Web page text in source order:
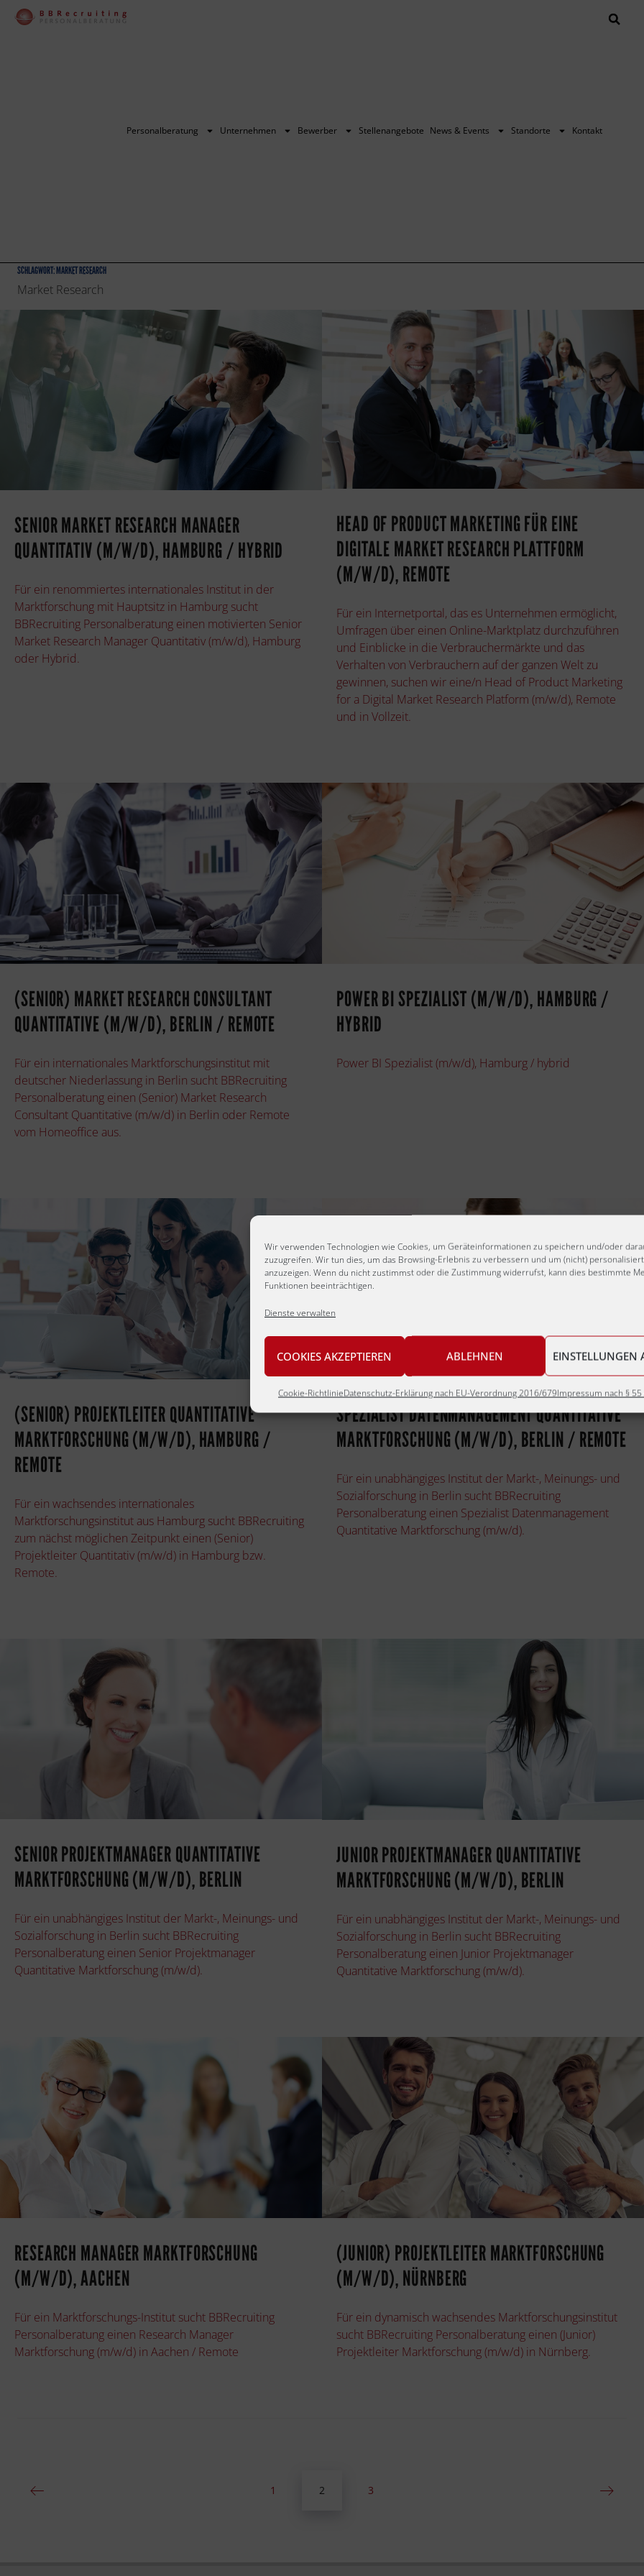
Wir verwenden Technologien wie Cookies, um Geräteinformationen zu speichern und/oder
zuzugreifen. Wir tun dies, um das Browsing-Erlebnis zu verbessern und um (nicht)
anzuzeigen. Wenn du nicht zustimmst oder die Zustimmung widerrufst, kann dies bestimmte
Funktionen beeinträchtigen.
Dienste verwalten
COOKIES AKZEPTIEREN ABLEHNEN EINSTELLUNGEN
Cookie-RichtlinieDatenschutz-Erklärung nach EU-Verordnung 2016/679Impressum nach § 55
Personalberatung Unternehmen Bewerber Stellenangebote News & Events Standorte Kontakt
SCHLAGWORT:MARKET RESEARCH
Market Research
SENIOR MARKET RESEARCH MANAGER
QUANTITATIV (M/W/D), HAMBURG / HYBRID
Für ein renommiertes internationales Institut in der
Marktforschung mit Hauptsitz in Hamburg sucht
BBRecruiting Personalberatung einen motivierten Senior
Market Research Manager Quantitativ (m/w/d), Hamburg
oder Hybrid.
HEAD OF PRODUCT MARKETING FÜR EINE
DIGITALE MARKET RESEARCH PLATTFORM
(M/W/D), REMOTE
Für ein Internetportal, das es Unternehmen ermöglicht,
Umfragen über einen Online-Marktplatz durchzuführen
und Einblicke in die Verbrauchermärkte und das
Verhalten von Verbrauchern auf der ganzen Welt zu
gewinnen, suchen wir eine/n Head of Product Marketing
for a Digital Market Research Platform (m/w/d), Remote
und in Vollzeit.
(SENIOR) MARKET RESEARCH CONSULTANT
QUANTITATIVE (M/W/D), BERLIN / REMOTE
Für ein internationales Marktforschungsinstitut mit
deutscher Niederlassung in Berlin sucht BBRecruiting
Personalberatung einen (Senior) Market Research
Consultant Quantitative (m/w/d) in Berlin oder Remote
vom Homeoffice aus.
POWER BI SPEZIALIST (M/W/D), HAMBURG /
HYBRID
Power BI Spezialist (m/w/d), Hamburg / hybrid
(SENIOR) PROJEKTLEITER QUANTITATIVE
MARKTFORSCHUNG (M/W/D), HAMBURG /
REMOTE
Für ein wachsendes internationales
Marktforschungsinstitut aus Hamburg sucht BBRecruiting
zum nächst möglichen Zeitpunkt einen (Senior)
Projektleiter Quantitativ (m/w/d) in Hamburg bzw.
Remote.
SPEZIALIST DATENMANAGEMENT QUANTITATIVE
MARKTFORSCHUNG (M/W/D), BERLIN / REMOTE
Für ein unabhängiges Institut der Markt-, Meinungs- und
Sozialforschung in Berlin sucht BBRecruiting
Personalberatung einen Spezialist Datenmanagement
Quantitative Marktforschung (m/w/d).
SENIOR PROJEKTMANAGER QUANTITATIVE
MARKTFORSCHUNG (M/W/D), BERLIN
Für ein unabhängiges Institut der Markt-, Meinungs- und
Sozialforschung in Berlin sucht BBRecruiting
Personalberatung einen Senior Projektmanager
Quantitative Marktforschung (m/w/d).
JUNIOR PROJEKTMANAGER QUANTITATIVE
MARKTFORSCHUNG (M/W/D), BERLIN
Für ein unabhängiges Institut der Markt-, Meinungs- und
Sozialforschung in Berlin sucht BBRecruiting
Personalberatung einen Junior Projektmanager
Quantitative Marktforschung (m/w/d).
RESEARCH MANAGER MARKTFORSCHUNG
(M/W/D), AACHEN
Für ein Marktforschungs-Institut sucht BBRecruiting
Personalberatung einen Research Manager
Marktforschung (m/w/d) in Aachen / Remote
(JUNIOR) PROJEKTLEITER MARKTFORSCHUNG
(M/W/D), NÜRNBERG
Für ein dynamisch wachsendes Marktforschungsinstitut
sucht BBRecruiting Personalberatung einen (Junior)
Projektleiter Marktforschung (m/w/d) in Nürnberg.
1 2 3